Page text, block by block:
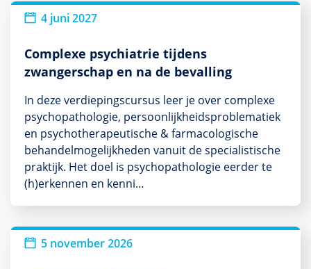
4 juni 2027
Complexe psychiatrie tijdens
zwangerschap en na de bevalling
In deze verdiepingscursus leer je over complexe
psychopathologie, persoonlijkheidsproblematiek
en psychotherapeutische & farmacologische
behandelmogelijkheden vanuit de specialistische
praktijk. Het doel is psychopathologie eerder te
(h)erkennen en kenni…
Nieuw5 november 2026